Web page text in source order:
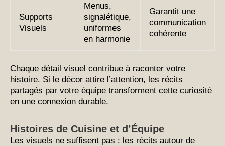
Supports
Visuels
Menus,
signalétique,
uniformes
en harmonie
Garantit une
communication
cohérente
Chaque détail visuel contribue à raconter votre
histoire. Si le décor attire l’attention, les récits
partagés par votre équipe transforment cette curiosité
en une connexion durable.
Histoires de Cuisine et d’Équipe
Les visuels ne suffisent pas : les récits autour de